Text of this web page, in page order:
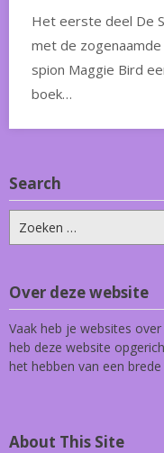
Het eerste deel De
met de zogenaamde
spion Maggie Bird
boek…
Search
naar:
Over deze website
Vaak heb je websites
heb deze website
het hebben van een
About This Site